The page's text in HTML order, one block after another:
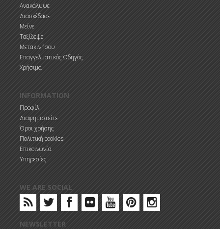
Ανακάλυψε
Διασκέδασε
Μείνε
Ταξίδεψε
Μετακινήσου
Επαγγελματικός Οδηγός
Χρήσιμα
INFORMATION
Προφίλ
Διαφημιστείτε
Όροι χρήσης
Πολιτική cookies
Επικοινωνία
Υπηρεσίες
WE ARE SOCIAL
NEWSLETTER